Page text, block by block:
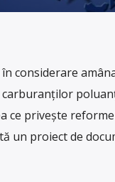
considerare
ce priveşte
un proiect de